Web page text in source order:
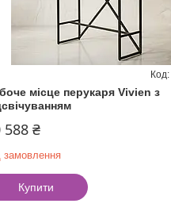
місце перукаря Vivien з
588 ₴
замовлення
Купити